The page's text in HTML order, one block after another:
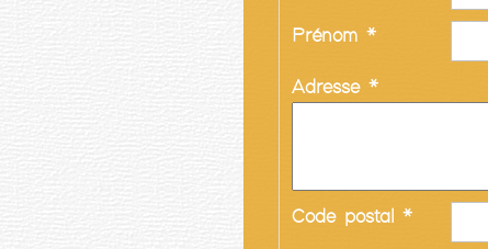
Prénom *
Adresse *
Code postal *